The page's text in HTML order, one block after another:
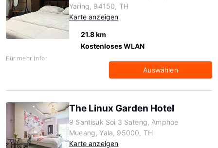
Yaring, 94150, TH
Karte anzeigen
21.8 km
Kostenloses WLAN
Für mehr Info:
Auswählen
The Linux Garden Hotel
9 Santisuk Soi 3 Sateng, Amphoe
Mueang, Yala, 95000, TH
Karte anzeigen